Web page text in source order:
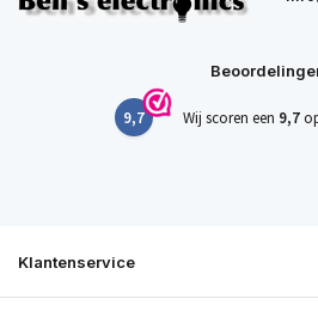
9,7 Wij scoren een 9,7
Klantenservice